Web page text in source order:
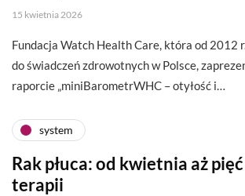
15 kwietnia 2026
Fundacja Watch Health Care, która od 2012
do świadczeń zdrowotnych w Polsce,
raporcie „miniBarometrWHC – otyłość i…
system
Rak płuca: od kwietnia aż
terapii